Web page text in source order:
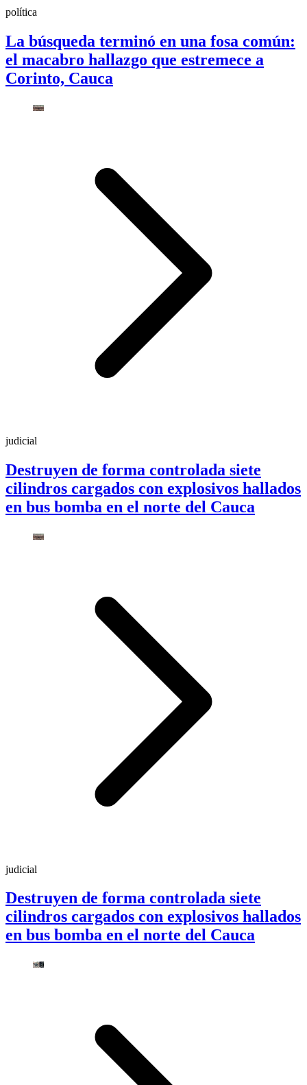
política
La búsqueda terminó en una fosa común:
el macabro hallazgo que estremece a
Corinto, Cauca
judicial
Destruyen de forma controlada siete
cilindros cargados con explosivos hallados
en bus bomba en el norte del Cauca
judicial
Destruyen de forma controlada siete
cilindros cargados con explosivos hallados
en bus bomba en el norte del Cauca